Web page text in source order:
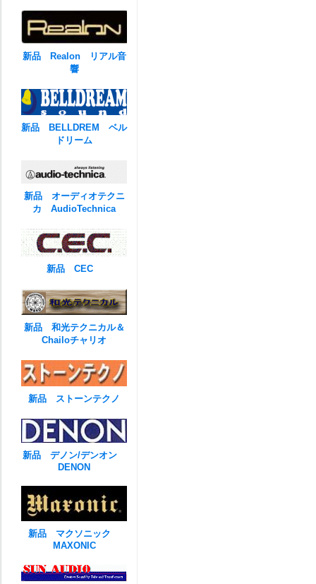
新品 Realon リアル音
響
新品 BELLDREM ベル
ドリーム
新品 オーディオテクニ
カ AudioTechnica
新品 CEC
新品 和光テクニカル＆
Chailoチャリオ
新品 ストーンテクノ
新品 デノン/デンオン
DENON
新品 マクソニック
MAXONIC